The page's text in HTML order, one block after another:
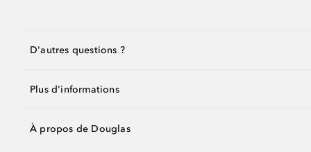
D'autres questions ?
Plus d'informations
À propos de Douglas